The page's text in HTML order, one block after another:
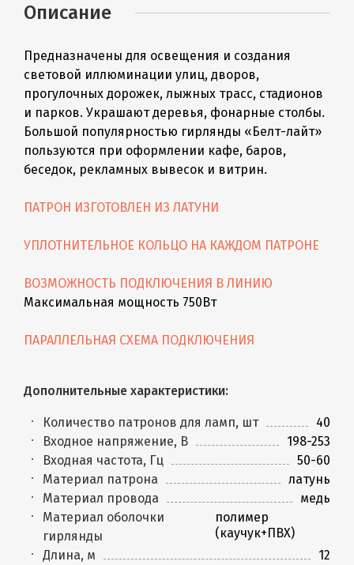
Описание
Предназначены для освещения и создания
световой иллюминации улиц, дворов,
прогулочных дорожек, лыжных трасс, стадионов
и парков. Украшают деревья, фонарные столбы.
Большой популярностью гирлянды «Бeлт-лайт»
пользуются при оформлении кафе, баров,
беседок, рекламных вывесок и витрин.
ПАТРОН ИЗГОТОВЛЕН ИЗ ЛАТУНИ
УПЛОТНИТЕЛЬНОЕ КОЛЬЦО НА КАЖДОМ ПАТРОНЕ
ВОЗМОЖНОСТЬ ПОДКЛЮЧЕНИЯ В ЛИНИЮ
Максимальная мощность 750Вт
ПАРАЛЛЕЛЬНАЯ СХЕМА ПОДКЛЮЧЕНИЯ
Дополнительные характеристики:
Количество патронов для ламп, шт
40
Входное напряжение, В
198-253
Входная частота, Гц
50-60
Материал патрона
латунь
Материал провода
медь
Материал оболочки
гирлянды
полимер
(каучук+ПВХ)
Длина, м
12